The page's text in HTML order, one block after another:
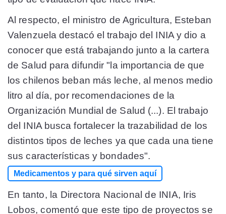
Al respecto, el ministro de Agricultura, Esteban
Valenzuela destacó el trabajo del INIA y dio a
conocer que está trabajando junto a la cartera
de Salud para difundir "la importancia de que
los chilenos beban más leche, al menos medio
litro al día, por recomendaciones de la
Organización Mundial de Salud (...). El trabajo
del INIA busca fortalecer la trazabilidad de los
distintos tipos de leches ya que cada una tiene
sus características y bondades".
Medicamentos y para qué sirven aquí
En tanto, la Directora Nacional de INIA, Iris
Lobos, comentó que este tipo de proyectos se